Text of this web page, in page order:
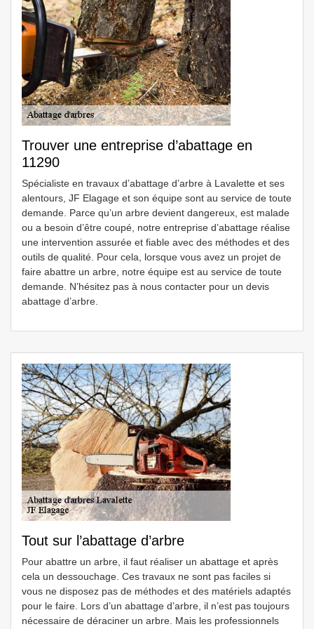
Trouver une entreprise d’abattage en
11290
Spécialiste en travaux d’abattage d’arbre à Lavalette et ses
alentours, JF Elagage et son équipe sont au service de toute
demande. Parce qu’un arbre devient dangereux, est malade
ou a besoin d’être coupé, notre entreprise d’abattage réalise
une intervention assurée et fiable avec des méthodes et des
outils de qualité. Pour cela, lorsque vous avez un projet de
faire abattre un arbre, notre équipe est au service de toute
demande. N’hésitez pas à nous contacter pour un devis
abattage d’arbre.
Tout sur l’abattage d’arbre
Pour abattre un arbre, il faut réaliser un abattage et après
cela un dessouchage. Ces travaux ne sont pas faciles si
vous ne disposez pas de méthodes et des matériels adaptés
pour le faire. Lors d’un abattage d’arbre, il n’est pas toujours
nécessaire de déraciner un arbre. Mais les professionnels